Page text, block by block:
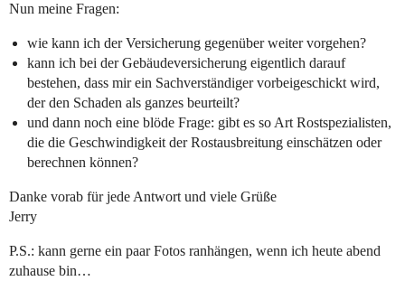
Nun meine Fragen:
wie kann ich der Versicherung gegenüber weiter vorgehen?
kann ich bei der Gebäudeversicherung eigentlich darauf
bestehen, dass mir ein Sachverständiger vorbeigeschickt wird,
der den Schaden als ganzes beurteilt?
und dann noch eine blöde Frage: gibt es so Art Rostspezialisten,
die die Geschwindigkeit der Rostausbreitung einschätzen oder
berechnen können?
Danke vorab für jede Antwort und viele Grüße
Jerry
P.S.: kann gerne ein paar Fotos ranhängen, wenn ich heute abend
zuhause bin…